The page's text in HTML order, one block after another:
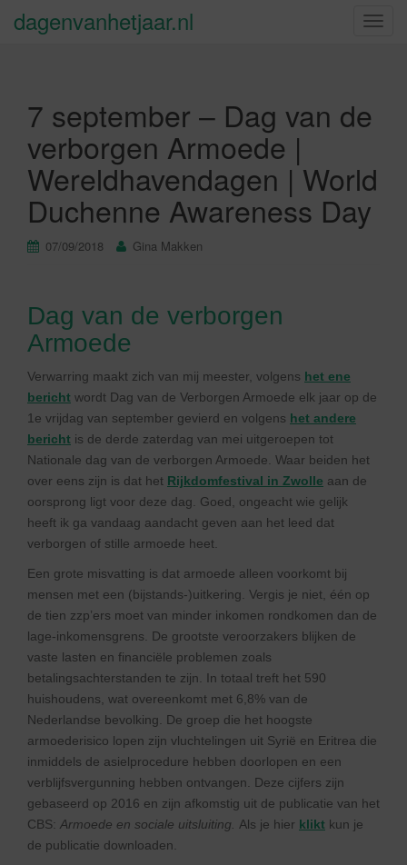
S
n
a
dagenvanhetjaar.nl
7 september – Dag van de
verborgen Armoede |
Wereldhavendagen | World
Duchenne Awareness Day
07/09/2018 Gina Makken
Dag van de verborgen
Armoede
Verwarring maakt zich van mij meester, volgens het ene
bericht wordt Dag van de Verborgen Armoede elk jaar op de
1e vrijdag van september gevierd en volgens het andere
bericht is de derde zaterdag van mei uitgeroepen tot
Nationale dag van de verborgen Armoede. Waar beiden het
over eens zijn is dat het Rijkdomfestival in Zwolle aan de
oorsprong ligt voor deze dag. Goed, ongeacht wie gelijk
heeft ik ga vandaag aandacht geven aan het leed dat
verborgen of stille armoede heet.
Een grote misvatting is dat armoede alleen voorkomt bij
mensen met een (bijstands-)uitkering. Vergis je niet, één op
de tien zzp’ers moet van minder inkomen rondkomen dan de
lage-inkomensgrens. De grootste veroorzakers blijken de
vaste lasten en financiële problemen zoals
betalingsachterstanden te zijn. In totaal treft het 590
huishoudens, wat overeenkomt met 6,8% van de
Nederlandse bevolking. De groep die het hoogste
armoederisico lopen zijn vluchtelingen uit Syrië en Eritrea die
inmiddels de asielprocedure hebben doorlopen en een
verblijfsvergunning hebben ontvangen. Deze cijfers zijn
gebaseerd op 2016 en zijn afkomstig uit de publicatie van het
CBS: Armoede en sociale uitsluiting. Als je hier klikt kun je
de publicatie downloaden.